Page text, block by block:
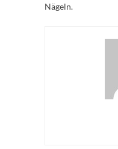
Nägeln.